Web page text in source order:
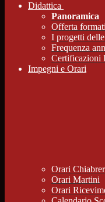
Didattica
Panoramica
Offerta
I progetti
Frequenza
Certificazioni
Impegni e Orari
Orari
Orari Martini
Orari